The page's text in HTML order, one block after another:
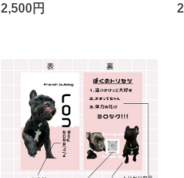
2,500円